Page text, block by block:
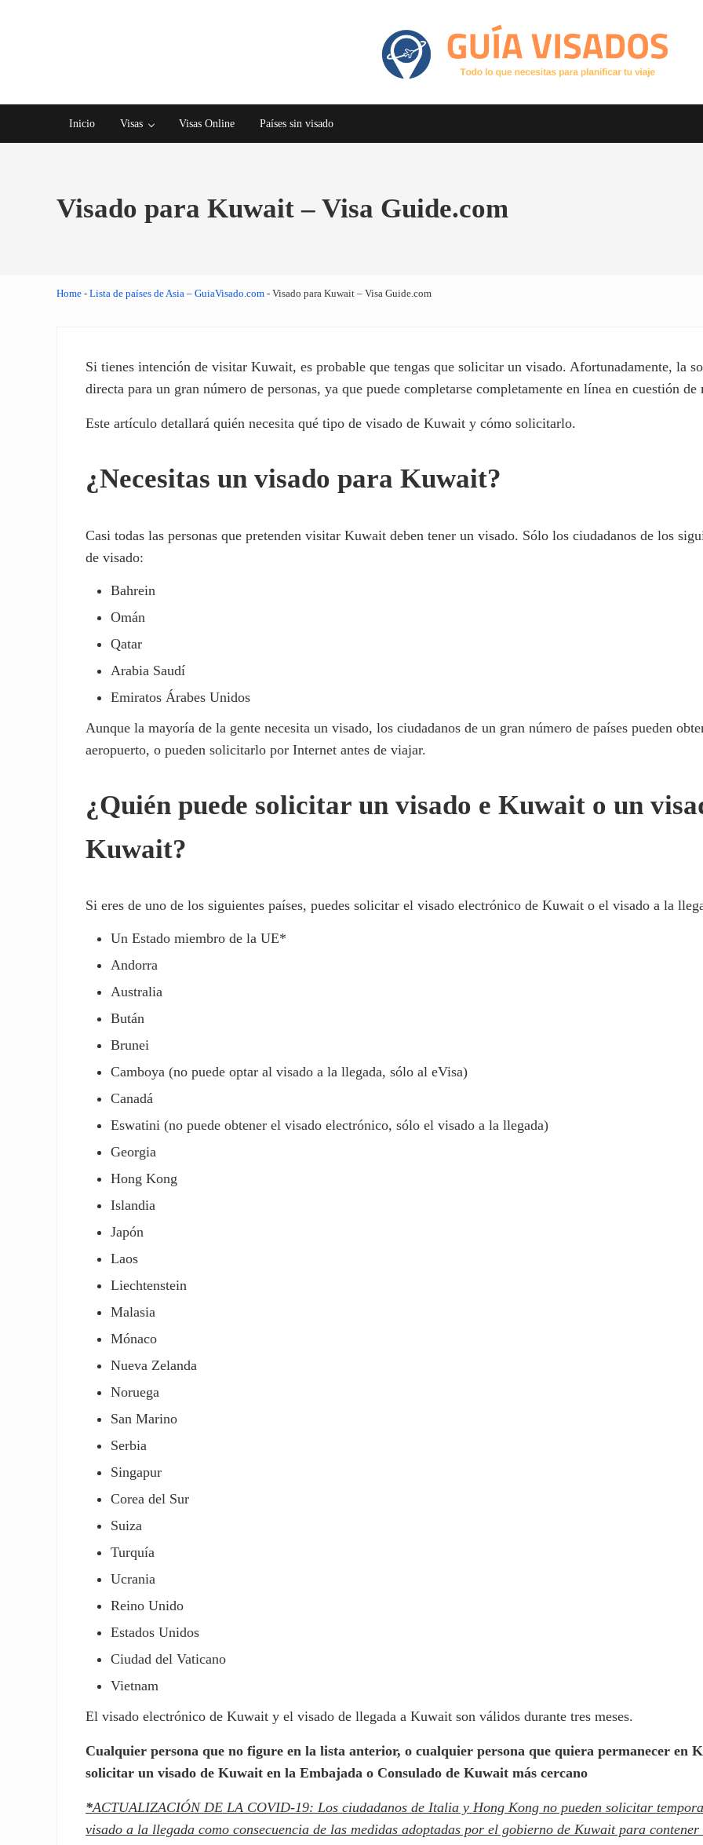
GuiaVisado.com - Guía de visados
Inicio Visas Visas Online Países sin visado
Visado para Kuwait – Visa Guide.com
Home - Lista de países de Asia – GuiaVisado.com - Visado para Kuwait – Visa Guide.com
Si tienes intención de visitar Kuwait, es probable que tengas que solicitar un visado. Afortunadamente, la
directa para un gran número de personas, ya que puede completarse completamente en línea en cuestión de
Este artículo detallará quién necesita qué tipo de visado de Kuwait y cómo solicitarlo.
¿Necesitas un visado para Kuwait?
Casi todas las personas que pretenden visitar Kuwait deben tener un visado. Sólo los ciudadanos de los
de visado:
Bahrein
Omán
Qatar
Arabia Saudí
Emiratos Árabes Unidos
Aunque la mayoría de la gente necesita un visado, los ciudadanos de un gran número de países pueden
aeropuerto, o pueden solicitarlo por Internet antes de viajar.
¿Quién puede solicitar un visado e Kuwait o un
Kuwait?
Si eres de uno de los siguientes países, puedes solicitar el visado electrónico de Kuwait o el visado a la
Un Estado miembro de la UE*
Andorra
Australia
Bután
Brunei
Camboya (no puede optar al visado a la llegada, sólo al eVisa)
Canadá
Eswatini (no puede obtener el visado electrónico, sólo el visado a la llegada)
Georgia
Hong Kong
Islandia
Japón
Laos
Liechtenstein
Malasia
Mónaco
Nueva Zelanda
Noruega
San Marino
Serbia
Singapur
Corea del Sur
Suiza
Turquía
Ucrania
Reino Unido
Estados Unidos
Ciudad del Vaticano
Vietnam
El visado electrónico de Kuwait y el visado de llegada a Kuwait son válidos durante tres meses.
Cualquier persona que no figure en la lista anterior, o cualquier persona que quiera permanecer en
solicitar un visado de Kuwait en la Embajada o Consulado de Kuwait más cercano
*ACTUALIZACIÓN DE LA COVID-19: Los ciudadanos de Italia y Hong Kong no pueden solicitar
visado a la llegada como consecuencia de las medidas adoptadas por el gobierno de Kuwait para